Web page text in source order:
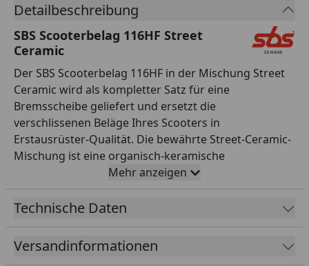
Detailbeschreibung
SBS Scooterbelag 116HF Street
Ceramic
Der SBS Scooterbelag 116HF in der Mischung Street
Ceramic wird als kompletter Satz für eine
Bremsscheibe geliefert und ersetzt die
verschlissenen Beläge Ihres Scooters in
Erstausrüster-Qualität. Die bewährte Street-Ceramic-
Mischung ist eine organisch-keramische
Reibmischung, die für den täglichen Einsatz auf der
Straße entwickelt wurde. Sie überzeugt durch einen
gut dosierbaren, gleichmäßigen Biss, leises und
geringen Verschleiß an der Bremsscheibe. Damit ist
sie die ideale Wahl für Alltag, Pendelstrecke und Tour.
Mehr anzeigen
Technische Daten
Versandinformationen